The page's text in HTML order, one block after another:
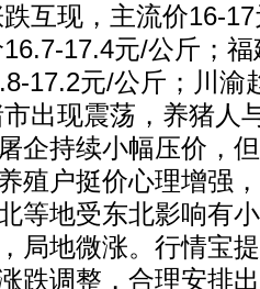
互现，主流价16-
17.4元/公斤；
17.2元/公斤；川渝
出现震荡，养猪人
企持续小幅压价，
殖户挺价心理增强
等地受东北影响有
局地微涨。行情宝
跌调整，合理安排